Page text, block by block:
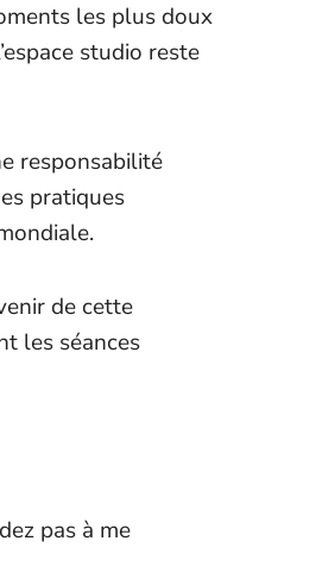
les plus doux
studio reste
responsabilité
pratiques
de cette
les séances
pas à me